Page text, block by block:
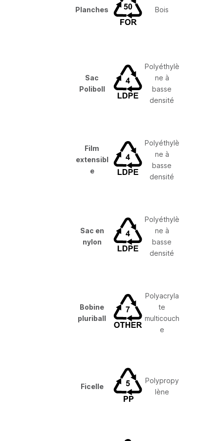
Planches Bois
Sac
Poliboll
Polyéthylè
ne à
basse
densité
Film
extensibl
e
Polyéthylè
ne à
basse
densité
Sac en
nylon
Polyéthylè
ne à
basse
densité
Bobine
pluriball
Polyacryla
te
multicouch
e
Ficelle
Polypropy
lène